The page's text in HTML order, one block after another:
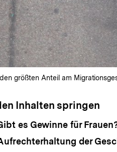
größten Anteil am
Inhalten springen
es Gewinne für
der